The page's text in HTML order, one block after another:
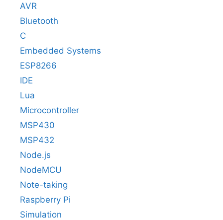
AVR
Bluetooth
C
Embedded Systems
ESP8266
IDE
Lua
Microcontroller
MSP430
MSP432
Node.js
NodeMCU
Note-taking
Raspberry Pi
Simulation